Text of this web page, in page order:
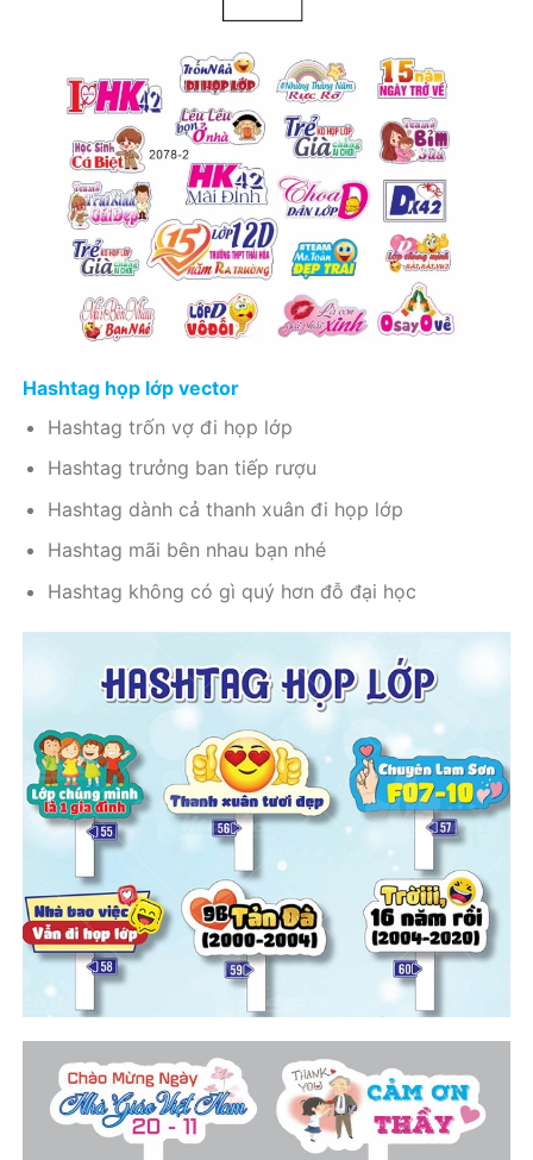
Hashtag họp lớp vector
Hashtag trốn vợ đi họp lớp
Hashtag trưởng ban tiếp rượu
Hashtag dành cả thanh xuân đi họp lớp
Hashtag mãi bên nhau bạn nhé
Hashtag không có gì quý hơn đỗ đại học